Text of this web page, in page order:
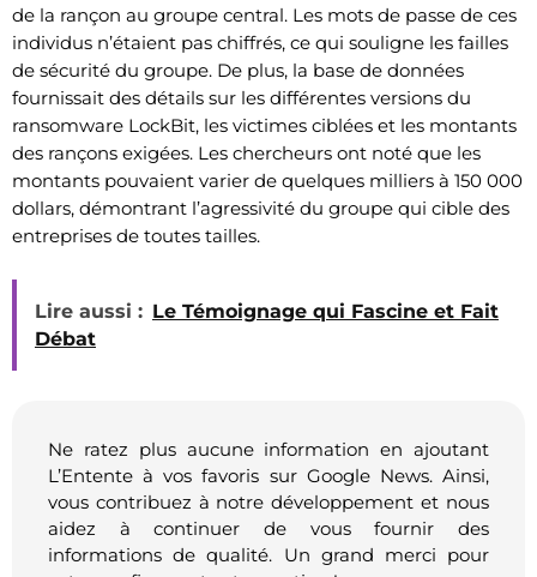
de la rançon au groupe central. Les mots de passe de ces
individus n’étaient pas chiffrés, ce qui souligne les failles
de sécurité du groupe. De plus, la base de données
fournissait des détails sur les différentes versions du
ransomware LockBit, les victimes ciblées et les montants
des rançons exigées. Les chercheurs ont noté que les
montants pouvaient varier de quelques milliers à 150 000
dollars, démontrant l’agressivité du groupe qui cible des
entreprises de toutes tailles.
Lire aussi : Le Témoignage qui Fascine et Fait
Débat
Ne ratez plus aucune information en ajoutant
L’Entente à vos favoris sur Google News. Ainsi,
vous contribuez à notre développement et nous
aidez à continuer de vous fournir des
informations de qualité. Un grand merci pour